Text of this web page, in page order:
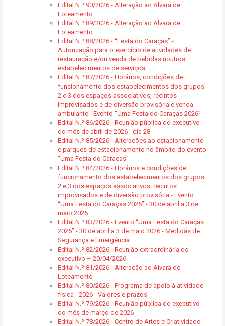
Edital N.º 90/2026 - Alteração ao Alvará de
Loteamento
Edital N.º 89/2026 - Alteração ao Alvará de
Loteamento
Edital N.º 88/2026 - “Festa do Caraças” -
Autorização para o exercício de atividades de
restauração e/ou venda de bebidas noutros
estabelecimentos de serviços:
Edital N.º 87/2026 - Horários, condições de
funcionamento dos estabelecimentos dos grupos
2 e 3 dos espaços associativos, recintos
improvisados e de diversão provisória e venda
ambulante - Evento “Uma Festa do Caraças 2026”
Edital N.º 86/2026 - Reunião pública do executivo
do mês de abril de 2026 - dia 28
Edital N.º 85/2026 - Alterações ao estacionamento
e parques de estacionamento no âmbito do evento
“Uma Festa do Caraças”
Edital N.º 84/2026 - Horários e condições de
funcionamento dos estabelecimentos dos grupos
2 e 3 dos espaços associativos, recintos
improvisados e de diversão provisória - Evento
“Uma Festa do Caraças 2026” - 30 de abril a 3 de
maio 2026
Edital N.º 83/2026 - Evento “Uma Festa do Caraças
2026” - 30 de abril a 3 de maio 2026 - Medidas de
Segurança e Emergência
Edital N.º 82/2026 - Reunião extraordinária do
executivo – 20/04/2026
Edital N.º 81/2026 - Alteração ao Alvará de
Loteamento
Edital N.º 80/2026 - Programa de apoio à atividade
física - 2026 - Valores e prazos
Edital N.º 79/2026 - Reunião pública do executivo
do mês de março de 2026
Edital N.º 78/2026 - Centro de Artes e Criatividade -